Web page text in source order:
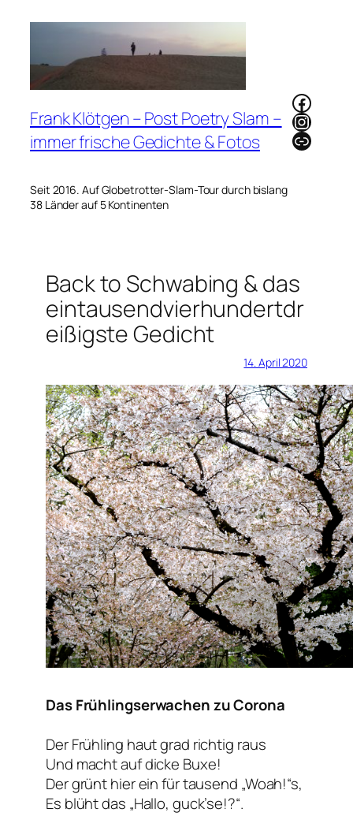
Frank Klötgen – Post Poetry Slam –
immer frische Gedichte & Fotos
Seit 2016. Auf Globetrotter-Slam-Tour durch bislang
38 Länder auf 5 Kontinenten
Link
Back to Schwabing & das
eintausendvierhundertdr
eißigste Gedicht
14. April 2020
Das Frühlingserwachen zu Corona
Der Frühling haut grad richtig raus
Und macht auf dicke Buxe!
Der grünt hier ein für tausend „Woah!“s,
Es blüht das „Hallo, guck’se!?“.